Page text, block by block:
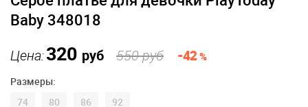
Baby 348018
Цена:320 руб 550 руб -42%
Размеры:
74
80 86
92